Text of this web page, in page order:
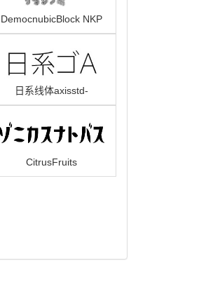
DemocnubicBlock NKP
日系线体axisstd-
extralight
CitrusFruits